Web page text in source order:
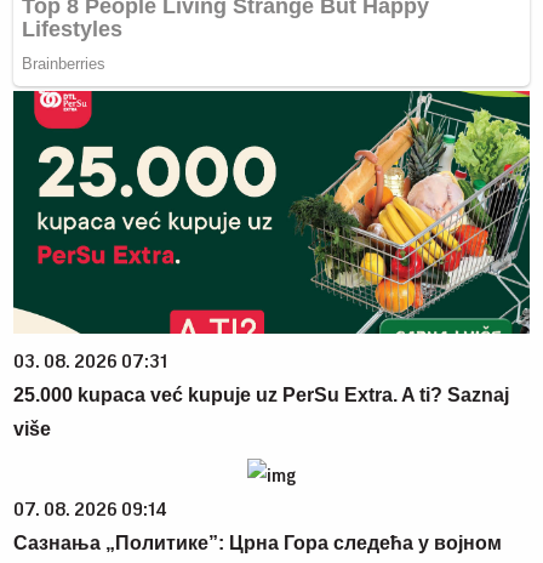
03. 08. 2026 07:31
25.000 kupaca već kupuje uz PerSu Extra. A ti? Saznaj
više
07. 08. 2026 09:14
Сазнања „Политике”: Црна Гора следећа у војном